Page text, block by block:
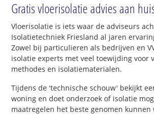
Gratis vloerisolatie advies aan
Vloerisolatie is iets waar de adviseurs
Isolatietechniek Friesland al jaren
Zowel bij particulieren als bedrijven en
isolatie experts met veel toewijding voor
methodes en isolatiematerialen.
Tijdens de 'technische schouw' bekijkt
woning en doet onderzoek of isolatie
maatregelen het beste genomen kunnen